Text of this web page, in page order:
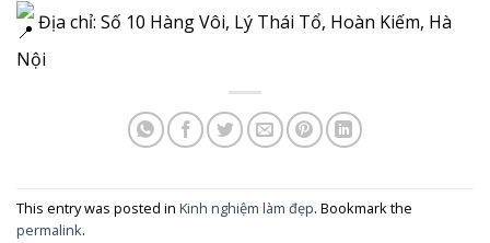
Địa chỉ: Số 10 Hàng Vôi, Lý Thái Tổ, Hoàn Kiếm, Hà
Nội
This entry was posted in Kinh nghiệm làm đẹp. Bookmark the
permalink.